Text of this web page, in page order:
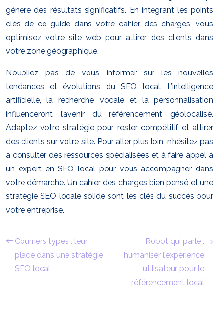
génère des résultats significatifs. En intégrant les points
clés de ce guide dans votre cahier des charges, vous
optimisez votre site web pour attirer des clients dans
votre zone géographique.
N’oubliez pas de vous informer sur les nouvelles
tendances et évolutions du SEO local. L’intelligence
artificielle, la recherche vocale et la personnalisation
influenceront l’avenir du référencement géolocalisé.
Adaptez votre stratégie pour rester compétitif et attirer
des clients sur votre site. Pour aller plus loin, n’hésitez pas
à consulter des ressources spécialisées et à faire appel à
un expert en SEO local pour vous accompagner dans
votre démarche. Un cahier des charges bien pensé et une
stratégie SEO locale solide sont les clés du succès pour
votre entreprise.
Courriers types : leur
place dans une stratégie
SEO local
Robot qui parle :
humaniser l’expérience
utilisateur pour le
référencement local